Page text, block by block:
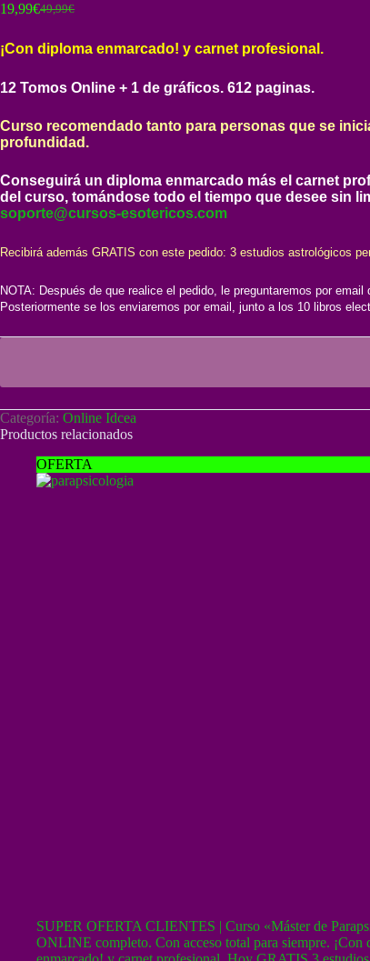
49,99€
El
original
49,99€.
19,99€El
actual
19,99€.
¡Con diploma enmarcado! y carnet profesional.
12 Tomos Online + 1 de gráficos. 612 paginas.
Curso recomendado tanto para personas que se
profundidad.
Conseguirá un diploma enmarcado más el carnet
del curso, tomándose todo el tiempo que desee sin
soporte@cursos-esotericos.com
Recibirá además GRATIS con este pedido: 3 estudios astrológicos
NOTA: Después de que realice el pedido, le preguntaremos por
Posteriormente se los enviaremos por email, junto a los 10 libros
Categoría: Online Idcea
Productos relacionados
OFERTA
SUPER OFERTA CLIENTES | Curso «Máster de
ONLINE completo. Con acceso total para siempre. ¡Con